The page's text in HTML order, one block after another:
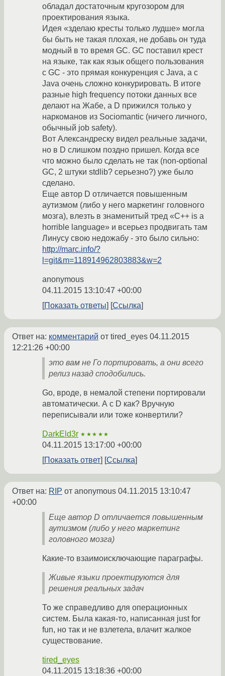
обладал достаточным кругозором для
проектирования языка.
Идея «зделаю кресты только лудше» могла
бы быть не такая плохая, не добавь он туда
модный в то время GC. GC поставил крест
на языке, так как язык общего пользования
с GC - это прямая конкуренция с Java, а с
Java очень сложно конкурировать. В итоге
разные high frequency потоки данных все
делают на Жабе, а D прижился только у
наркоманов из Sociomantic (ничего личного,
обычный job safety).
Вот Александреску видел реальные задачи,
но в D слишком поздно пришел. Когда все
что можно было сделать не так (non-optional
GC, 2 штуки stdlib? серьезно?) уже было
сделано.
Еще автор D отличается повышенным
аутизмом (либо у него маркетинг головного
мозга), влезть в знаменитый тред «C++ is a
horrible language» и всерьез продвигать там
Линусу свою недожабу - это было сильно:
http://marc.info/?
l=git&m=118914962803883&w=2
anonymous
04.11.2015 13:10:47 +00:00
Показать ответы
Ссылка
Ответ на: комментарий от tired_eyes 04.11.2015
12:21:26 +00:00
это вам не Го портировать, а они всего
релиз назад сподобились.
Go, вроде, в немалой степени портировали
автоматически. А с D как? Вручную
переписывали или тоже конвертили?
DarkEld3r ★★★★★
04.11.2015 13:17:00 +00:00
Показать ответ
Ссылка
Ответ на: RIP от anonymous 04.11.2015 13:10:47
+00:00
Еще автор D отличается повышенным
аутизмом (либо у него маркетинг
головного мозга)
Какие-то взаимоисключающие параграфы.
Живые языки проектируются для
решения реальных задач
То же справедливо для операционных
систем. Была какая-то, написанная just for
fun, но так и не взлетела, влачит жалкое
существование.
tired_eyes
04.11.2015 13:18:36 +00:00